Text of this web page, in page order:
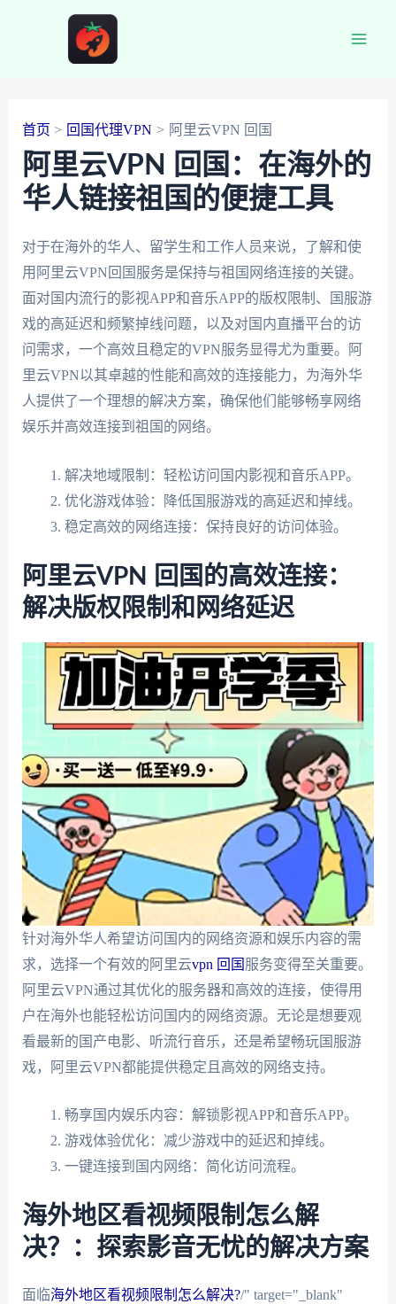
首页 回国代理VPN 阿里云VPN 回国
阿里云VPN 回国：在海外的
华人链接祖国的便捷工具
对于在海外的华人、留学生和工作人员来说，了解和使
用阿里云VPN回国服务是保持与祖国网络连接的关键。
面对国内流行的影视APP和音乐APP的版权限制、国服游
戏的高延迟和频繁掉线问题，以及对国内直播平台的访
问需求，一个高效且稳定的VPN服务显得尤为重要。阿
里云VPN以其卓越的性能和高效的连接能力，为海外华
人提供了一个理想的解决方案，确保他们能够畅享网络
娱乐并高效连接到祖国的网络。
解决地域限制：轻松访问国内影视和音乐APP。
优化游戏体验：降低国服游戏的高延迟和掉线。
稳定高效的网络连接：保持良好的访问体验。
阿里云VPN 回国的高效连接：
解决版权限制和网络延迟
针对海外华人希望访问国内的网络资源和娱乐内容的需
求，选择一个有效的阿里云vpn 回国 服务变得至关重要。
阿里云VPN通过其优化的服务器和高效的连接，使得用
户在海外也能轻松访问国内的网络资源。无论是想要观
看最新的国产电影、听流行音乐，还是希望畅玩国服游
戏，阿里云VPN都能提供稳定且高效的网络支持。
畅享国内娱乐内容：解锁影视APP和音乐APP。
游戏体验优化：减少游戏中的延迟和掉线。
一键连接到国内网络：简化访问流程。
海外地区看视频限制怎么解
决？：探索影音无忧的解决方案
面临海外地区看视频限制怎么解决?/" target="_blank"